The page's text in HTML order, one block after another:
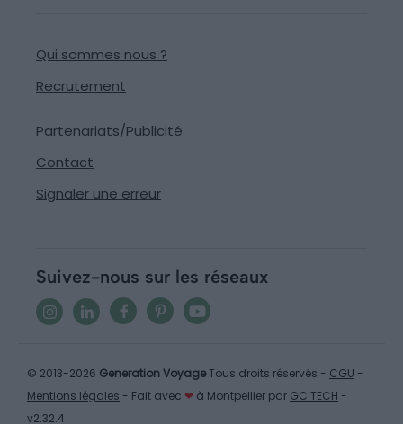
Qui sommes nous ?
Recrutement
Partenariats/Publicité
Contact
Signaler une erreur
Suivez-nous sur les réseaux
© 2013-2026 Generation VoyageTous droits réservés - CGU -
Mentions légales - Fait avec ❤ à Montpellier par GC TECH -
v2.32.4